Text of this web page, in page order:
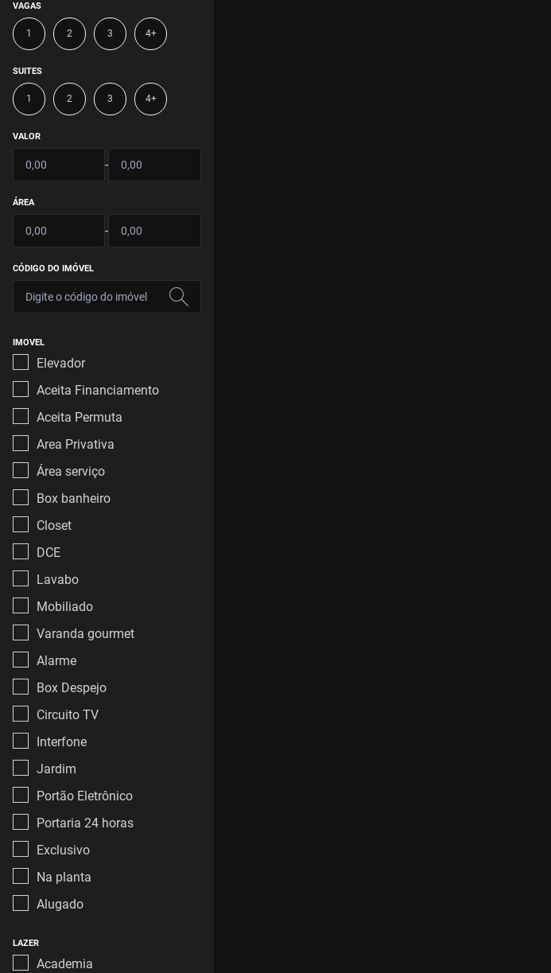
VAGAS
1 2 3 4+
SUITES
1 2 3 4+
VALOR
-
ÁREA
-
CÓDIGO DO IMÓVEL
IMOVEL
Elevador
Aceita Financiamento
Aceita Permuta
Area Privativa
Área serviço
Box banheiro
Closet
DCE
Lavabo
Mobiliado
Varanda gourmet
Alarme
Box Despejo
Circuito TV
Interfone
Jardim
Portão Eletrônico
Portaria 24 horas
Exclusivo
Na planta
Alugado
LAZER
Academia